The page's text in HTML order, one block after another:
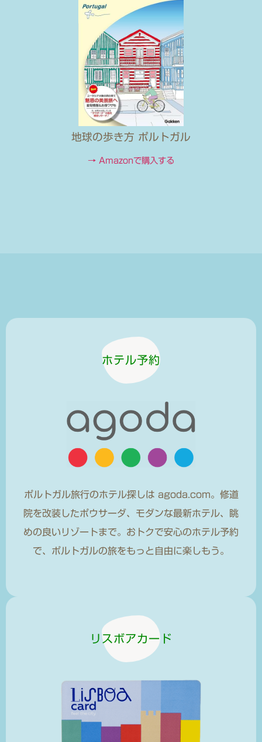
地球の歩き方 ポルトガル
→ Amazonで購入する
ホテル予約
ポルトガル旅行のホテル探しは agoda.com。修道
院を改装したポウサーダ、モダンな最新ホテル、眺
めの良いリゾートまで。おトクで安心のホテル予約
で、ポルトガルの旅をもっと自由に楽しもう。
リスボアカード